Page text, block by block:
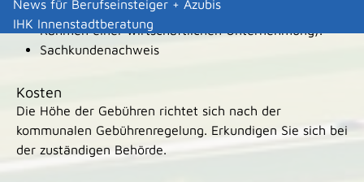
News für Berufseinsteiger + Azubis
IHK Innenstadtberatung
Bedürfnisses (gewerbsmäßig oder selbstständig im
Rahmen einer wirtschaftlichen Unternehmung).
Sachkundenachweis
Kosten
Die Höhe der Gebühren richtet sich nach der
kommunalen Gebührenregelung. Erkundigen Sie sich bei
der zuständigen Behörde.